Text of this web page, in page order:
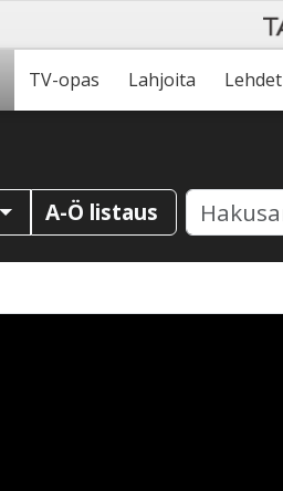
TV-opas Lahjoita Lehdet
A-Ö listaus